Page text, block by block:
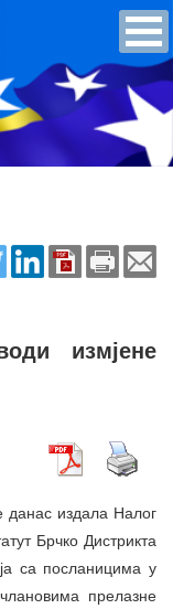
измјене
данас издала Налог
Брчко Дистрикта
са посланицима у
прелазне